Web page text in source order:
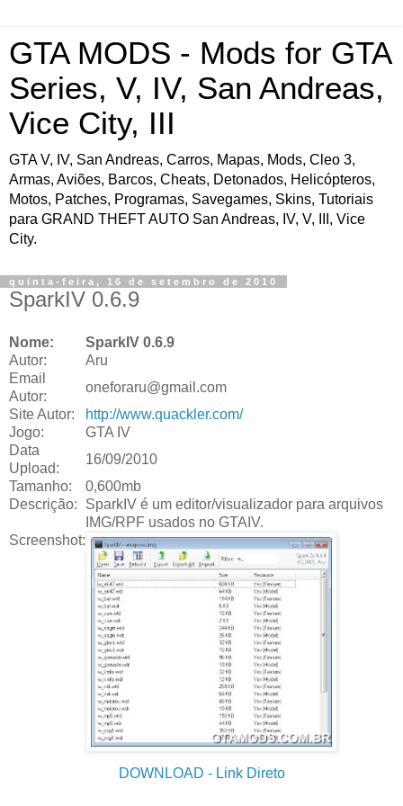
GTA MODS - Mods for GTA
Series, V, IV, San Andreas,
Vice City, III
GTA V, IV, San Andreas, Carros, Mapas, Mods, Cleo 3,
Armas, Aviões, Barcos, Cheats, Detonados, Helicópteros,
Motos, Patches, Programas, Savegames, Skins, Tutoriais
para GRAND THEFT AUTO San Andreas, IV, V, III, Vice
City.
quinta-feira, 16 de setembro de 2010
SparkIV 0.6.9
Nome:
SparkIV 0.6.9
Autor:
Aru
Email
Autor:
oneforaru@gmail.com
Site Autor:
http://www.quackler.com/
Jogo:
GTA IV
Data
Upload:
16/09/2010
Tamanho:
0,600mb
Descrição:
SparkIV é um editor/visualizador para arquivos
IMG/RPF usados no GTAIV.
Screenshot:
DOWNLOAD - Link Direto